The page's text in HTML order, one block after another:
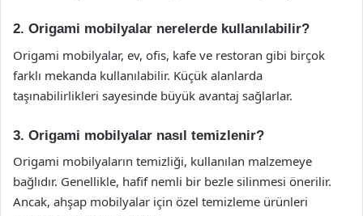
2. Origami mobilyalar nerelerde kullanılabilir?
Origami mobilyalar, ev, ofis, kafe ve restoran gibi birçok
farklı mekanda kullanılabilir. Küçük alanlarda
taşınabilirlikleri sayesinde büyük avantaj sağlarlar.
3. Origami mobilyalar nasıl temizlenir?
Origami mobilyaların temizliği, kullanılan malzemeye
bağlıdır. Genellikle, hafif nemli bir bezle silinmesi önerilir.
Ancak, ahşap mobilyalar için özel temizleme ürünleri